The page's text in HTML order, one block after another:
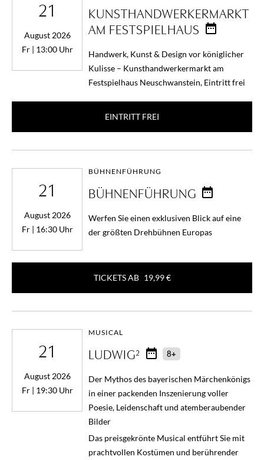
21
August 2026
Fr | 13:00 Uhr
KUNSTHANDWERKERMARKT
AM FESTSPIELHAUS
Handwerk, Kunst & Design vor königlicher
Kulisse – Kunsthandwerkermarkt am
Festspielhaus Neuschwanstein, Eintritt frei
EINTRITT FREI
21
August 2026
Fr | 16:30 Uhr
BÜHNENFÜHRUNG
BÜHNENFÜHRUNG
Werfen Sie einen exklusiven Blick auf eine
der größten Drehbühnen Europas
TICKETS AB 19,99 €
21
August 2026
Fr | 19:30 Uhr
MUSICAL
LUDWIG² 8+
Der Mythos des bayerischen Märchenkönigs
in einer packenden Inszenierung voller
Poesie, Leidenschaft und atemberaubender
Bilder
Das preisgekrönte Musical entführt Sie mit
prachtvollen Kostümen und berührender